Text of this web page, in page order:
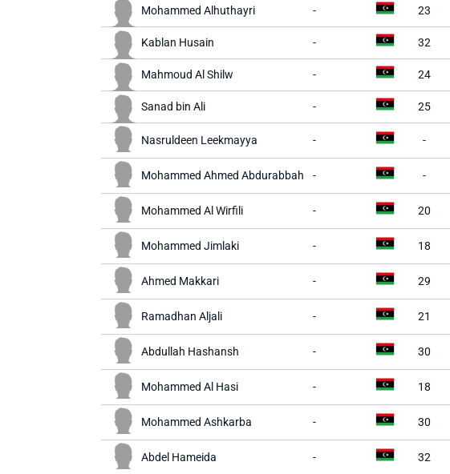
Mohammed Alhuthayri - 23
Kablan Husain - 32
Mahmoud Al Shilw - 24
Sanad bin Ali - 25
Nasruldeen Leekmayya - -
Mohammed Ahmed Abdurabbah - -
Mohammed Al Wirfili - 20
Mohammed Jimlaki - 18
Ahmed Makkari - 29
Ramadhan Aljali - 21
Abdullah Hashansh - 30
Mohammed Al Hasi - 18
Mohammed Ashkarba - 30
Abdel Hameida - 32